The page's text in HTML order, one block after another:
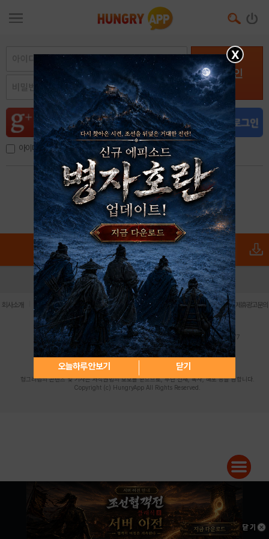
로그인
아이디, 이메일 저장
아이디 / 비밀번호 찾기 회원가입
X
오늘하루 안보기 닫기
로그인 PC버전 전체앱
회사소개 이용약관 | 개인정보 처리방침 | 청소년 보호정책 | 불법촬영물 신고센터 | 제휴광고문의
사업자등록번호:119-86-61101 (주)스마트나우 대표이사:송현두
주소: 서울시 금천구 가산디지털1로 171 연락처:063-284-8635 팩스:02-6265-0377
청소년보호책임자:김동욱desk@hungryapp.co.kr
등록번호:서울아02322 | 등록일자:2016년4월25일
발행인:(주)스마트나우 송현두 | 편집인:김동욱
헝그리앱의 콘텐츠 및 기사는 저작권법의 보호를 받으므로, 무단 전재, 복사, 배포 등을 금합니다.
Copyright (c) HungryApp All Rights Reserved.